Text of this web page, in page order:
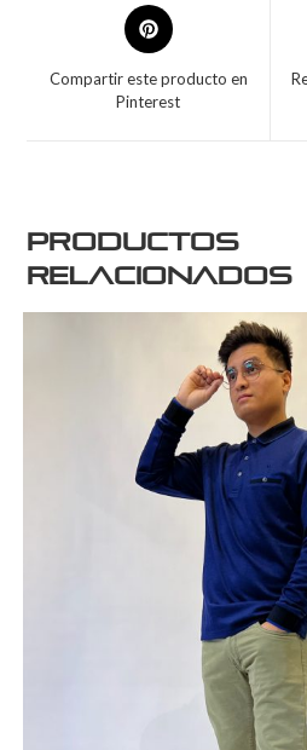
Compartir este producto en
Pinterest
Productos
relacionados